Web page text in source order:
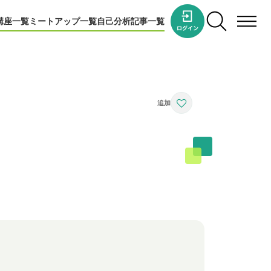
座一覧ミートアップ一覧自己分析記事一覧